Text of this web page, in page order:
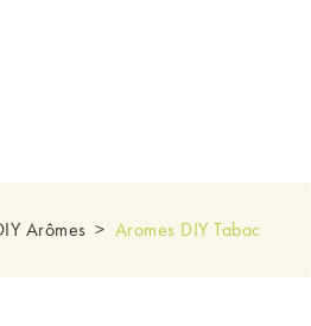
Arômes Aromes DIY Tabac